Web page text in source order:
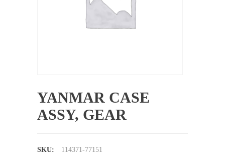
YANMAR CASE
ASSY, GEAR
SKU: 114371-77151